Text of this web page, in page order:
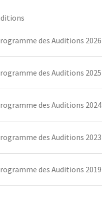
des Auditions 2026
des Auditions 2025
des Auditions 2024
des Auditions 2023
des Auditions 2019